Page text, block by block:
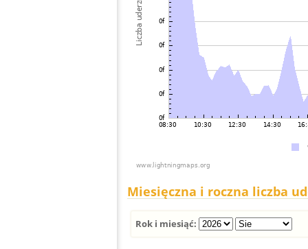
Miesięczna i roczna liczba
Rok i miesiąć: